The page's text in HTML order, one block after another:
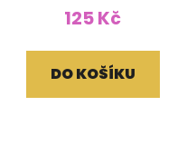
125 Kč
DO KOŠÍKU